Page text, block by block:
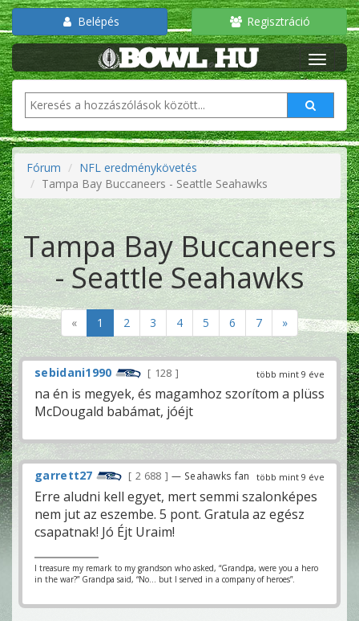
Belépés Regisztráció
Fórum
NFL eredménykövetés
Tampa Bay Buccaneers - Seattle Seahawks
Tampa Bay Buccaneers
- Seattle Seahawks
« 1 2 3 4 5 6 7 »
több mint 9 éve
sebidani1990 128
na én is megyek, és magamhoz szorítom a plüss
McDougald babámat, jóéjt
több mint 9 éve
garrett27 2 688 — Seahawks fan
Erre aludni kell egyet, mert semmi szalonképes
nem jut az eszembe. 5 pont. Gratula az egész
csapatnak! Jó Éjt Uraim!
I treasure my remark to my grandson who asked, “Grandpa, were you a hero
in the war?” Grandpa said, “No… but I served in a company of heroes”.